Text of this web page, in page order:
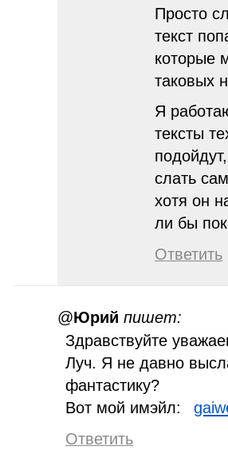
Просто
текст
которые
таковых
Я
тексты
слать
хотя он
ли бы
Ответить
@Юрий пишет:
Здравствуйте
Луч. Я не давно
фантастику?
Вот мой имэйл:
Ответить